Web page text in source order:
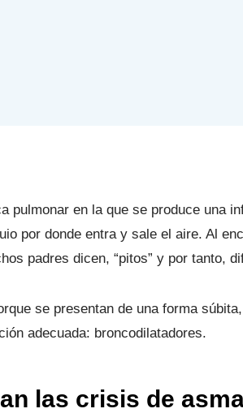
pulmonar en la que se produce una
por donde entra y sale el aire. Al
padres dicen, “pitos” y por tanto,
se presentan de una forma
adecuada: broncodilatadores.
las crisis de